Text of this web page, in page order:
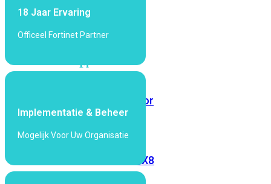
Fi
Fi
Outdoor
MIMO
8X8
18 Jaar Ervaring
Officeel Fortinet Partner
Implementatie & Beheer
Mogelijk Voor Uw Organisatie